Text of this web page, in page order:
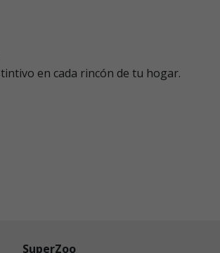
en cada rincón de tu hogar.
SuperZoo